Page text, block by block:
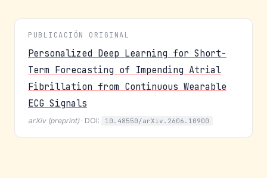
PUBLICACIÓN ORIGINAL
Personalized Deep Learning for Short-
Term Forecasting of Impending Atrial
Fibrillation from Continuous Wearable
ECG Signals
arXiv (preprint)· DOI: 10.48550/arXiv.2606.10900